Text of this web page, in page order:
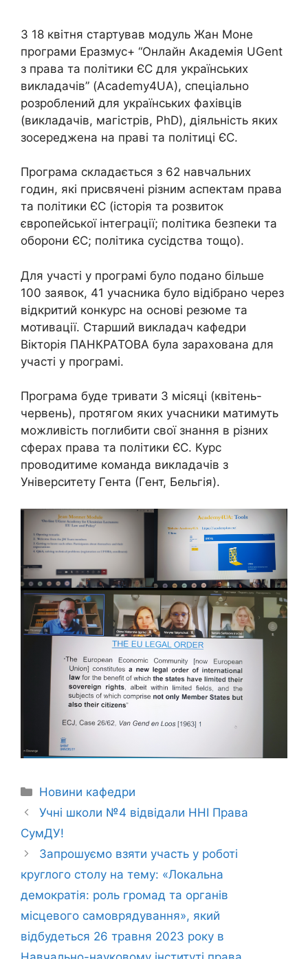
З 18 квітня стартував модуль Жан Моне
програми Еразмус+ “Онлайн Академія UGent
з права та політики ЄС для українських
викладачів” (Academy4UA), спеціально
розроблений для українських фахівців
(викладачів, магістрів, PhD), діяльність яких
зосереджена на праві та політиці ЄС.
Програма складається з 62 навчальних
годин, які присвячені різним аспектам права
та політики ЄС (історія та розвиток
європейської інтеграції; політика безпеки та
оборони ЄС; політика сусідства тощо).
Для участі у програмі було подано більше
100 заявок, 41 учасника було відібрано через
відкритий конкурс на основі резюме та
мотивації. Старший викладач кафедри
Вікторія ПАНКРАТОВА була зарахована для
участі у програмі.
Програма буде тривати 3 місяці (квітень-
червень), протягом яких учасники матимуть
можливість поглибити свої знання в різних
сферах права та політики ЄС. Курс
проводитиме команда викладачів з
Університету Гента (Гент, Бельгія).
Новини кафедри
Учні школи №4 відвідали ННІ Права
СумДУ!
Запрошуємо взяти участь у роботі
круглого столу на тему: «Локальна
демократія: роль громад та органів
місцевого самоврядування», який
відбудеться 26 травня 2023 року в